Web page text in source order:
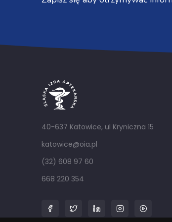
40-637 Katowice, ul Kryniczna 15
katowice@oia.pl
(32) 608 97 60
668 220 354